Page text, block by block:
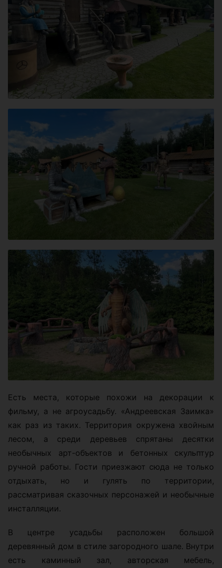
Есть места, которые похожи на декорации к
фильму, а не агроусадьбу. «Андреевская Заимка»
как раз из таких. Территория окружена хвойным
лесом, а среди деревьев спрятаны десятки
необычных арт-объектов и бетонных скульптур
ручной работы. Гости приезжают сюда не только
отдыхать, но и гулять по территории,
рассматривая сказочных персонажей и необычные
инсталляции.
В центре усадьбы расположен большой
деревянный дом в стиле загородного шале. Внутри
есть каминный зал, авторская мебель,